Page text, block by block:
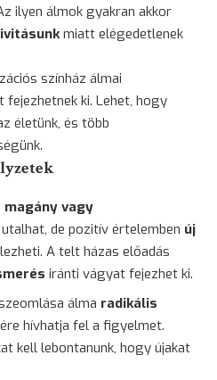
ilyen álmok gyakran akkor
miatt elégedetlenek
színház álmai
fejezhetnek ki. Lehet, hogy
életünk, és több
magány vagy
de pozitív értelemben új
A telt házas előadás
iránti vágyat fejezhet ki.
álma radikális
hívhatja fel a figyelmet.
kell lebontanunk, hogy újakat